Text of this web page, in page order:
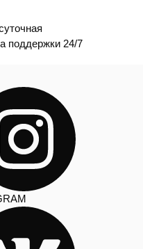
поддержки 24/7